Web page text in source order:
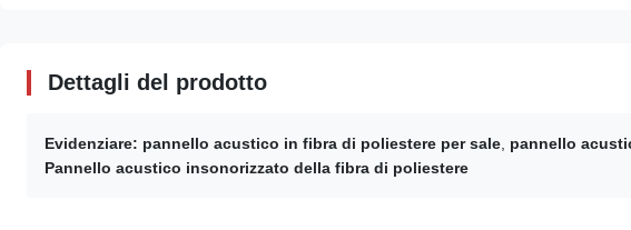
Dettagli del prodotto
Evidenziare: pannello acustico in fibra di poliestere per sale pannello
Pannello acustico insonorizzato della fibra di poliestere